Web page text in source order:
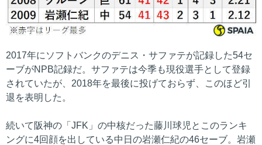
2017年にソフトバンクのデニス・サファテが記録した54セ
ーブがNPB記録だ。サファテは今季も現役選手として登録
されていたが、2018年を最後に投げておらず、このほど引
退を表明した。
続いて阪神の「JFK」の中核だった藤川球児とこのランキ
ングに4回顔を出している中日の岩瀬仁紀の46セーブ。岩瀬